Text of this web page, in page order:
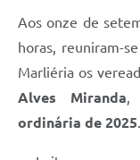
Aos onze de
horas, reuniram-
Marliéria os
Alves Miranda,
ordinária de 2025.